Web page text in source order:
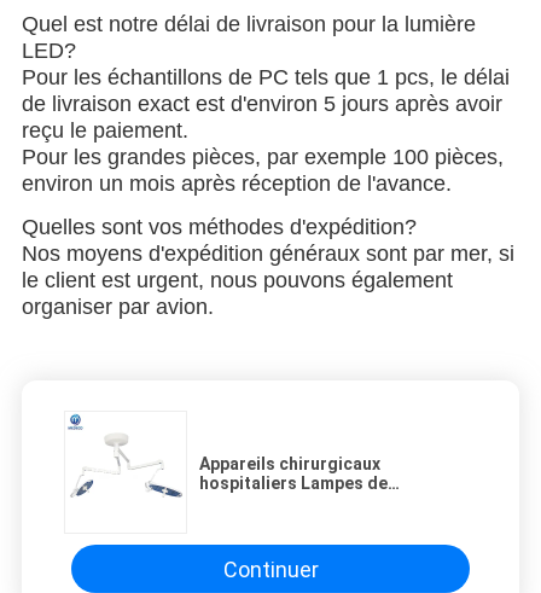
Quel est notre délai de livraison pour la lumière
LED?
Pour les échantillons de PC tels que 1 pcs, le délai
de livraison exact est d'environ 5 jours après avoir
reçu le paiement.
Pour les grandes pièces, par exemple 100 pièces,
environ un mois après réception de l'avance.
Quelles sont vos méthodes d'expédition?
Nos moyens d'expédition généraux sont par mer, si
le client est urgent, nous pouvons également
organiser par avion.
Appareils chirurgicaux
hospitaliers Lampes de
Continuer